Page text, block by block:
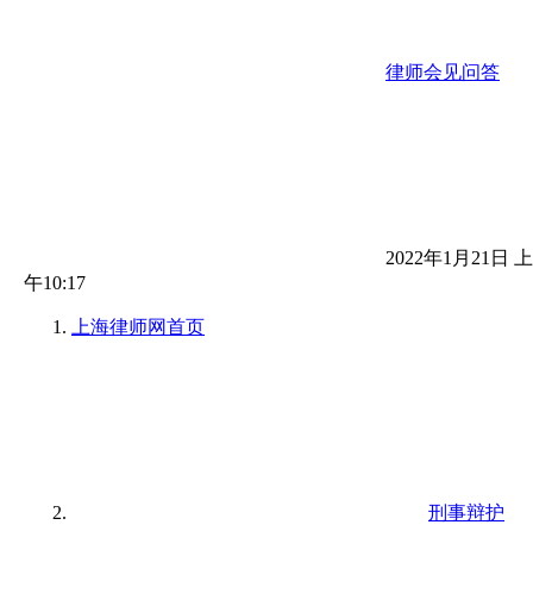
律师会见问答
2022年1月21日 上
午10:17
上海律师网首页
刑事辩护